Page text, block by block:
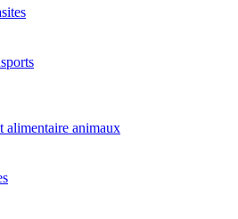
alimentaire animaux